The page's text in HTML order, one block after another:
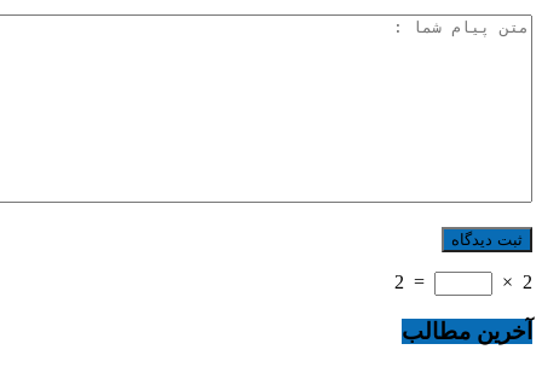
2
×
=
2
آخرین مطالب